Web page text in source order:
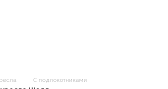
С подлокотниками